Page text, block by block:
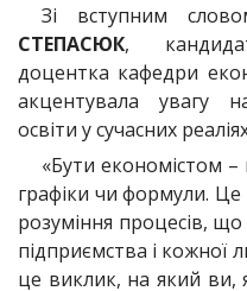
Зі вступним
СТЕПАСЮК,
доцентка кафедри
акцентувала увагу
освіти у сучасних
«Бути економістом
графіки чи формули.
розуміння процесів,
підприємства і кожної
це виклик, на який ви,